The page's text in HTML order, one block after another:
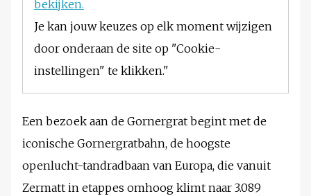
bekijken.
Je kan jouw keuzes op elk moment wijzigen
door onderaan de site op "Cookie-
instellingen" te klikken."
Een bezoek aan de Gornergrat begint met de
iconische Gornergratbahn, de hoogste
openlucht-tandradbaan van Europa, die vanuit
Zermatt in etappes omhoog klimt naar 3.089